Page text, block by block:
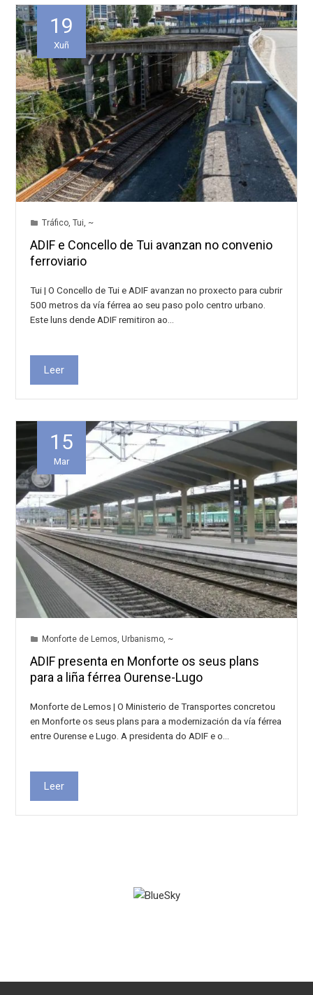
19
Xuñ
Tráfico,Tui, ~
ADIF e Concello de Tui avanzan no convenio
ferroviario
Tui | O Concello de Tui e ADIF avanzan no proxecto para cubrir
500 metros da vía férrea ao seu paso polo centro urbano.
Este luns dende ADIF remitiron ao…
Leer
15
Mar
Monforte de Lemos, Urbanismo, ~
ADIF presenta en Monforte os seus plans
para a liña férrea Ourense-Lugo
Monforte de Lemos | O Ministerio de Transportes concretou
en Monforte os seus plans para a modernización da vía férrea
entre Ourense e Lugo. A presidenta do ADIF e o…
Leer